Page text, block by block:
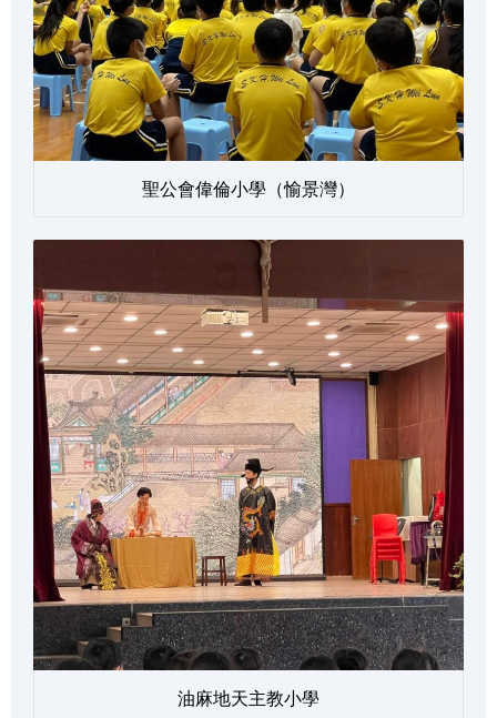
聖公會偉倫小學（愉景灣）
油麻地天主教小學